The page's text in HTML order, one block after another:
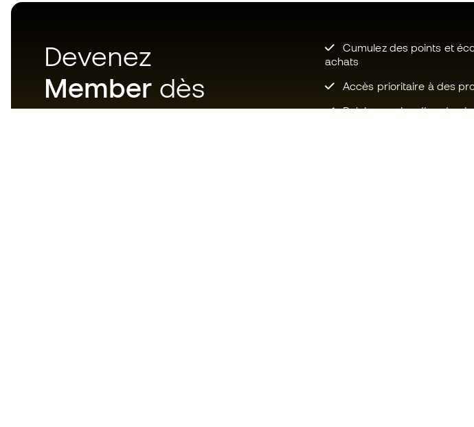
Devenez
Member dès
maintenant
Cumulez des points et
achats
Accès prioritaire à des
Rejoignez plus d’un demi-